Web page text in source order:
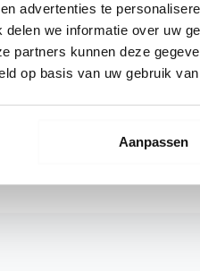
advertenties te
we informatie over uw
partners kunnen deze
op basis van uw gebruik
Aanpassen
können sowohl im
sind eine bessere
Das erleichtert
eine optimale
und das Eindrehen
Douglas empfohlen
Palette von
So können Sie
Sie haben